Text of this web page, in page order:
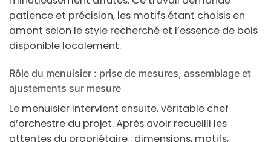
patience et précision, les motifs étant choisis en
amont selon le style recherché et l’essence de bois
disponible localement.
Rôle du menuisier : prise de mesures, assemblage et
ajustements sur mesure
Le menuisier intervient ensuite, véritable chef
d’orchestre du projet. Après avoir recueilli les
attentes du propriétaire : dimensions, motifs,